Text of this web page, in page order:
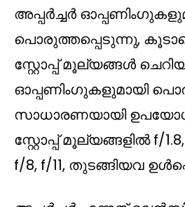
അപ്പർച്ചർ
പൊരുത്തപ്പെടുന്നു,
സ്റ്റോപ്പ് മൂല്യങ്ങൾ
ഓപ്പണിംഗുകളുമായി
സാധാരണയായി
സ്റ്റോപ്പ് മൂല്യങ്ങളിൽ f/
f/8, f/11, തുടങ്ങിയവ